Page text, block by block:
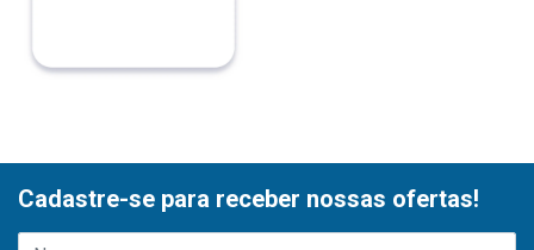
Cadastre-se para receber nossas ofertas!